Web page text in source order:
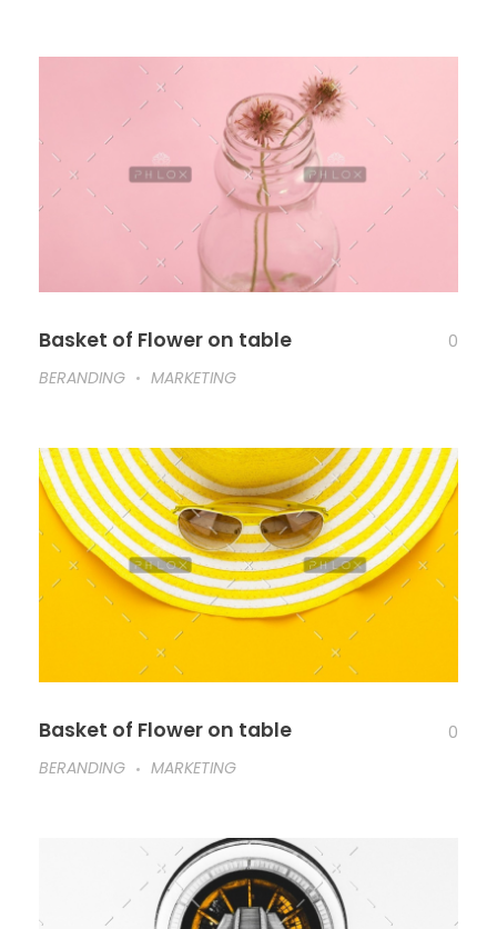
Basket of Flower on table
0
BERANDING
MARKETING
Basket of Flower on table
0
BERANDING
MARKETING